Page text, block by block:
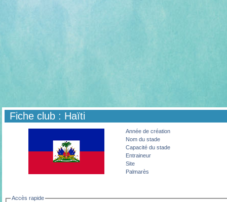
Fiche club : Haïti
Année de création
Nom du stade
Capacité du stade
Entraineur
Site
Palmarès
Accès rapide